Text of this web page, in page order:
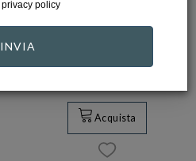
Brosway - Orecchini
AURA in acciaio
Acquista
privacy policy
INVIA